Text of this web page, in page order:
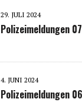
29. JULI 2024
Polizeimeldungen
4. JUNI 2024
Polizeimeldungen